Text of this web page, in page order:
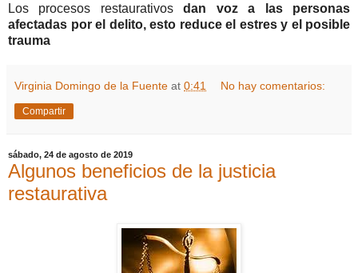
Los procesos restaurativosdan voz a las personas
afectadas por el delito, esto reduce el estres y el posible
trauma
Virginia Domingo de la Fuente at 0:41 No hay comentarios:
Compartir
sábado, 24 de agosto de 2019
Algunos beneficios de la justicia
restaurativa